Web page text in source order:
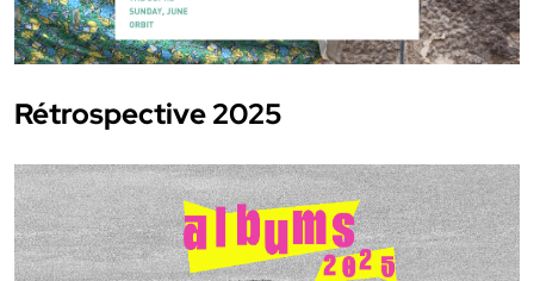
Rétrospective 2025